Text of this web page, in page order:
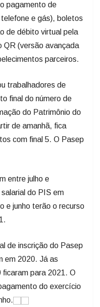
pagamento de
e gás), boletos
de débito virtual pela
QR (versão avançada
parceiros.
trabalhadores de
final do número de
do Patrimônio do
de amanhã, fica
com final 5. O Pasep
entre julho e
do PIS em
e junho terão o recurso
de inscrição do Pasep
em 2020. Já as
ficaram para 2021. O
do exercício